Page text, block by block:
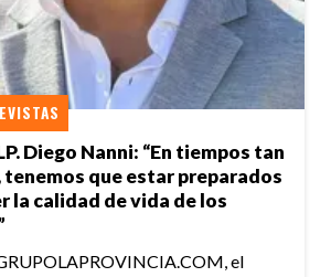
Diego Nanni: “En tiempos tan
que estar preparados
la calidad de vida de los
el